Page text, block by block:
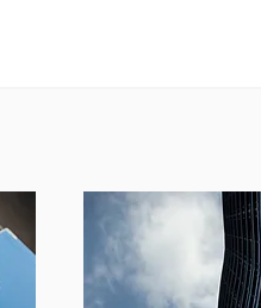
Estudio
2022